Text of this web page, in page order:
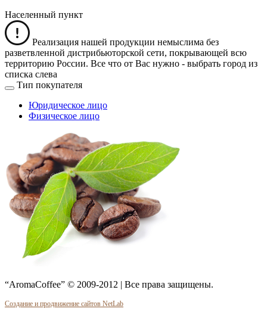
Населенный пункт
Реализация нашей продукции немыслима без
разветвленной дистрибьюторской сети, покрывающей всю
территорию России. Все что от Вас нужно - выбрать город из
списка слева
Тип покупателя
Юридическое лицо
Физическое лицо
“AromaCoffee” © 2009-2012 | Все права защищены.
Создание и продвижение сайтов NetLab